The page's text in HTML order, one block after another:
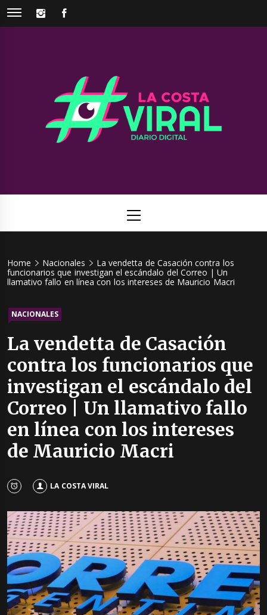
Skip
INSTAGRAM
Viral
Menu
Home Nacionales
La vendetta de Casación contra los
funcionarios que investigan el escándalo del Correo | Un
llamativo fallo en línea con los intereses de Mauricio Macri
NACIONALES
La vendetta de Casación
contra los funcionarios que
investigan el escándalo del
Correo | Un llamativo fallo
en línea con los intereses
de Mauricio Macri
LA COSTA VIRAL